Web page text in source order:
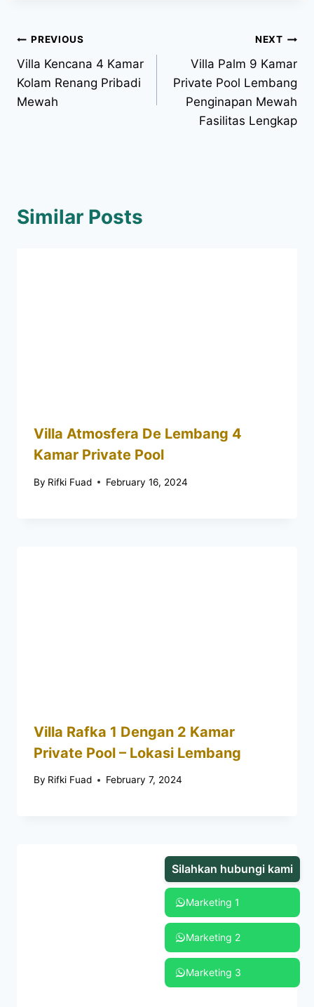
PREVIOUS
Villa Kencana 4 Kamar
Kolam Renang Pribadi
Mewah
NEXT
Villa Palm 9 Kamar
Private Pool Lembang
Penginapan Mewah
Fasilitas Lengkap
Similar Posts
Villa Atmosfera De Lembang 4
Kamar Private Pool
By Rifki Fuad February 16, 2024
Villa Rafka 1 Dengan 2 Kamar
Private Pool – Lokasi Lembang
By Rifki Fuad February 7, 2024
Silahkan hubungi kami
Marketing 1
Marketing 2
Marketing 3